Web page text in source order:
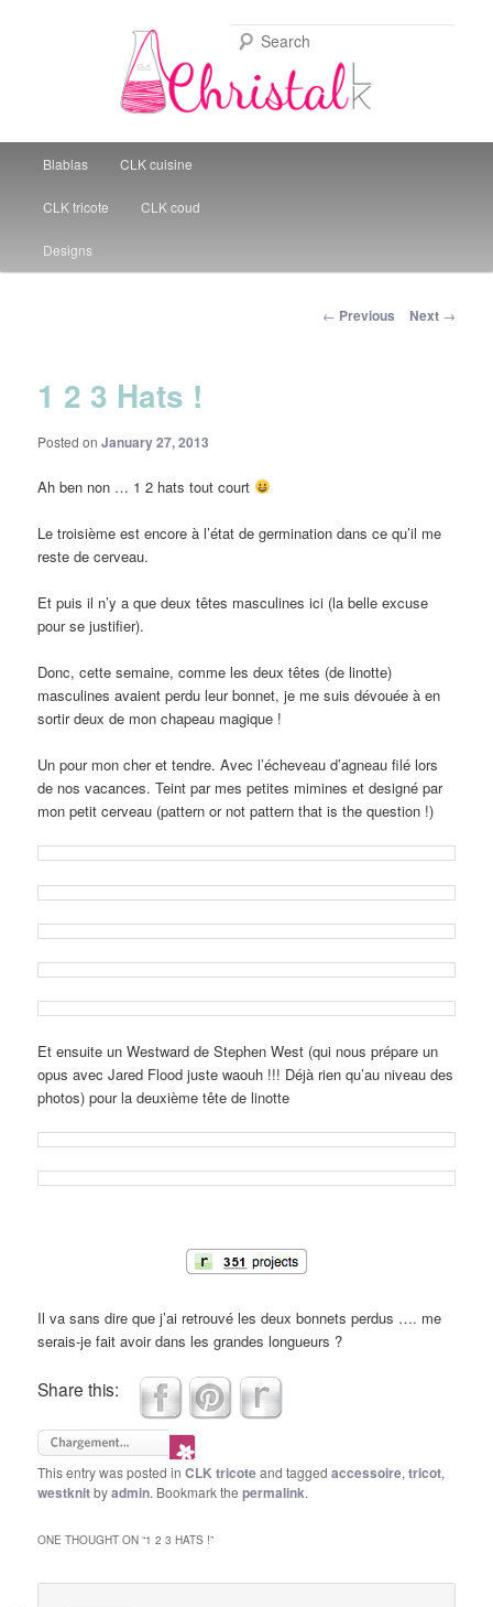
Christal Little Kitchen
Skip to primary content
Blablas CLK cuisine
CLK tricote CLK coud
Designs
Post navigation
← Previous Next →
1 2 3 Hats !
Posted onJanuary 27, 2013
Ah ben non … 1 2 hats tout court
Le troisième est encore à l’état de germination dans ce qu’il me
reste de cerveau.
Et puis il n’y a que deux têtes masculines ici (la belle excuse
pour se justifier).
Donc, cette semaine, comme les deux têtes (de linotte)
masculines avaient perdu leur bonnet, je me suis dévouée à en
sortir deux de mon chapeau magique !
Un pour mon cher et tendre. Avec l’écheveau d’agneau filé lors
de nos vacances. Teint par mes petites mimines et designé par
mon petit cerveau (pattern or not pattern that is the question !)
Et ensuite un Westward de Stephen West (qui nous prépare un
opus avec Jared Flood juste waouh !!! Déjà rien qu’au niveau des
photos) pour la deuxième tête de linotte
Il va sans dire que j’ai retrouvé les deux bonnets perdus …. me
serais-je fait avoir dans les grandes longueurs ?
Share this:
This entry was posted inCLK tricoteand taggedaccessoire,tricot,
westknitbyadmin. Bookmark thepermalink.
ONE THOUGHT ON “1 2 3 HATS !”